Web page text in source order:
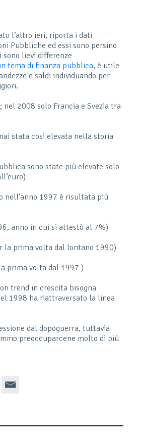
l’altro ieri, riporta i dati
Pubbliche ed essi sono persino
sono lievi differenze
tema di finanza pubblica, è utile
e saldi individuando per
2008 solo Francia e Svezia tra
stata così elevata nella storia
sono state più elevate solo
nell’anno 1997 è risultata più
anno in cui si attestò al 7%)
la prima volta dal lontano 1990)
prima volta dal 1997 )
trend in crescita bisogna
1998 ha riattraversato la linea
dal dopoguerra, tuttavia
preoccuparcene molto di più